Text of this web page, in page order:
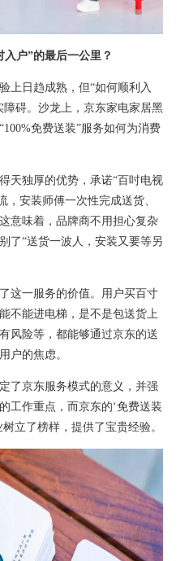
户”的最后一公里？
日趋成熟，但“如何顺利入
障碍。沙龙上，京东家电家居黑
免费送装”服务如何为消费
独厚的优势，承诺“百吋电视
，安装师傅一次性完成送货、
意味着，品牌商不用担心复杂
了“送货一波人，安装又要等另
一服务的价值。用户买百寸
不能进电梯，是不是包送货上
风险等，都能够通过京东的送
户的焦虑。
京东服务模式的意义，并强
工作重点，而京东的‘免费送装
立了榜样，提供了宝贵经验。